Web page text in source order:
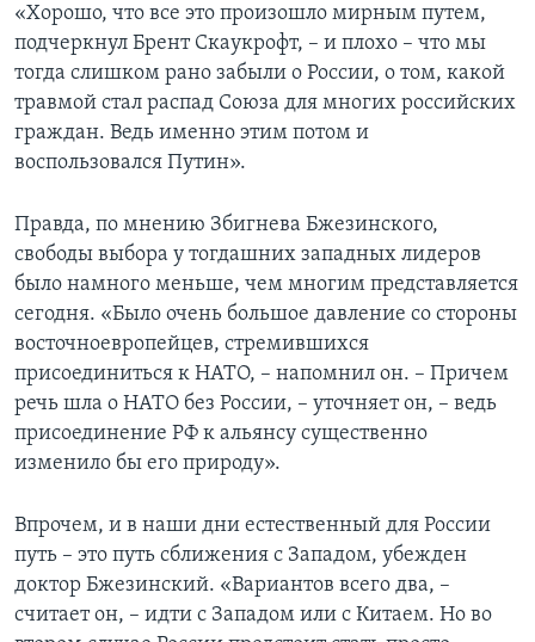
«Хорошо, что все это произошло мирным путем,
подчеркнул Брент Скаукрофт, – и плохо – что мы
тогда слишком рано забыли о России, о том, какой
травмой стал распад Союза для многих российских
граждан. Ведь именно этим потом и
воспользовался Путин».
Правда, по мнению Збигнева Бжезинского,
свободы выбора у тогдашних западных лидеров
было намного меньше, чем многим представляется
сегодня. «Было очень большое давление со стороны
восточноевропейцев, стремившихся
присоединиться к НАТО, – напомнил он. – Причем
речь шла о НАТО без России, – уточняет он, – ведь
присоединение РФ к альянсу существенно
изменило бы его природу».
Впрочем, и в наши дни естественный для России
путь – это путь сближения с Западом, убежден
доктор Бжезинский. «Вариантов всего два, –
считает он, – идти с Западом или с Китаем. Но во